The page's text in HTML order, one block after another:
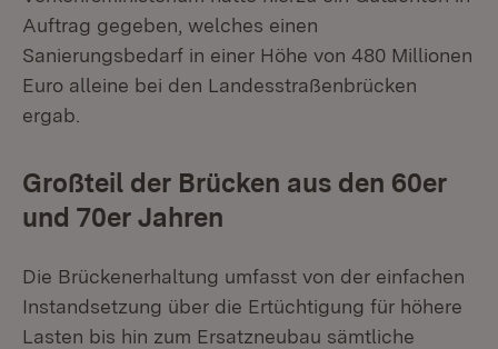
Auftrag gegeben, welches einen
Sanierungsbedarf in einer Höhe von 480 Millionen
Euro alleine bei den Landesstraßenbrücken
ergab.
Großteil der Brücken aus den 60er
und 70er Jahren
Die Brückenerhaltung umfasst von der einfachen
Instandsetzung über die Ertüchtigung für höhere
Lasten bis hin zum Ersatzneubau sämtliche